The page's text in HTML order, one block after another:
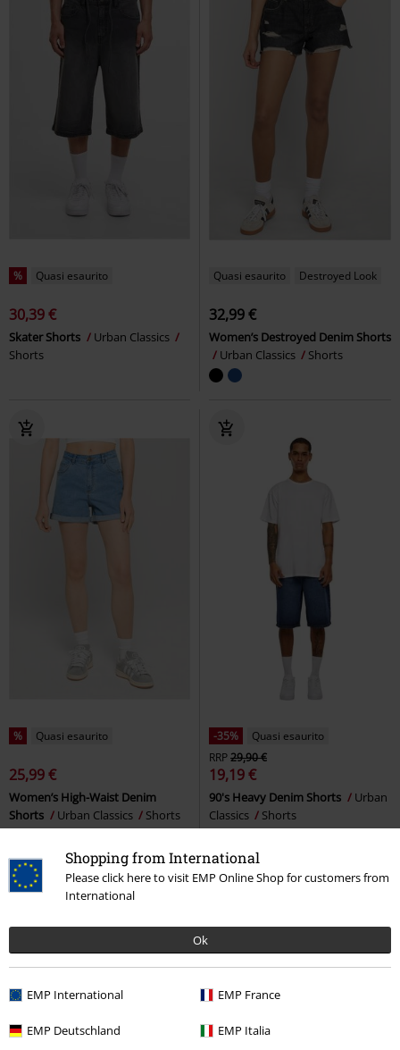
Shopping from International
Please click here to visit EMP Online Shop for customers from
International
Ok
EMP International EMP France
EMP Deutschland EMP Italia
% Quasi esaurito
30,39 €
Skater Shorts
Urban Classics
Shorts
Quasi esaurito Destroyed Look
32,99 €
Women’s Destroyed Denim Shorts
Urban Classics
Shorts
% Quasi esaurito
25,99 €
Women’s High-Waist Denim
Shorts
Urban Classics Shorts
-35%
Quasi esaurito
RRP29,90 €
19,19 €
90's Heavy Denim Shorts
Urban
Classics
Shorts